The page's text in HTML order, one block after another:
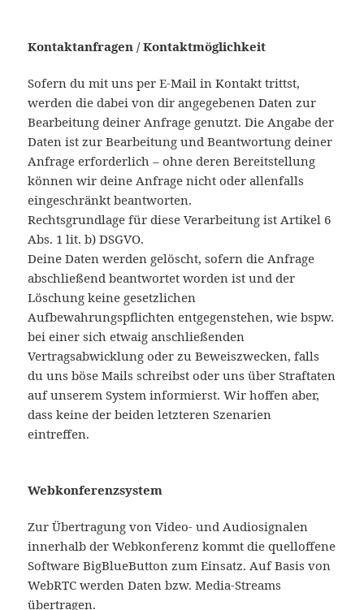
Kontaktanfragen / Kontaktmöglichkeit
Sofern du mit uns per E-Mail in Kontakt trittst,
werden die dabei von dir angegebenen Daten zur
Bearbeitung deiner Anfrage genutzt. Die Angabe der
Daten ist zur Bearbeitung und Beantwortung deiner
Anfrage erforderlich – ohne deren Bereitstellung
können wir deine Anfrage nicht oder allenfalls
eingeschränkt beantworten.
Rechtsgrundlage für diese Verarbeitung ist Artikel 6
Abs. 1 lit. b) DSGVO.
Deine Daten werden gelöscht, sofern die Anfrage
abschließend beantwortet worden ist und der
Löschung keine gesetzlichen
Aufbewahrungspflichten entgegenstehen, wie bspw.
bei einer sich etwaig anschließenden
Vertragsabwicklung oder zu Beweiszwecken, falls
du uns böse Mails schreibst oder uns über Straftaten
auf unserem System informierst. Wir hoffen aber,
dass keine der beiden letzteren Szenarien
eintreffen.
Webkonferenzsystem
Zur Übertragung von Video- und Audiosignalen
innerhalb der Webkonferenz kommt die quelloffene
Software BigBlueButton zum Einsatz. Auf Basis von
WebRTC werden Daten bzw. Media-Streams
übertragen.